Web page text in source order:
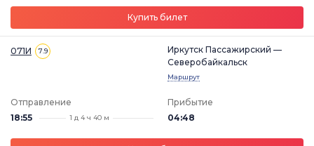
Купить билет
071И 7.9
Иркутск Пассажирский —
Северобайкальск
Маршрут
Отправление
18:55
1 д 4 ч 40 м
Прибытие
04:48